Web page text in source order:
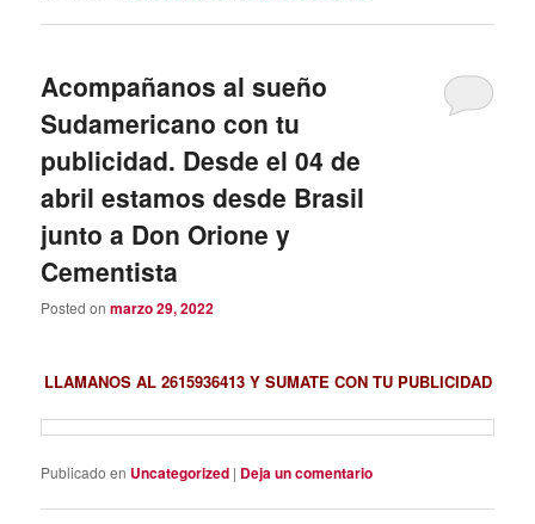
Acompañanos al sueño
Sudamericano con tu
publicidad. Desde el 04 de
abril estamos desde Brasil
junto a Don Orione y
Cementista
Posted onmarzo 29, 2022
LLAMANOS AL 2615936413 Y SUMATE CON TU PUBLICIDAD
Publicado en Uncategorized | Deja un comentario